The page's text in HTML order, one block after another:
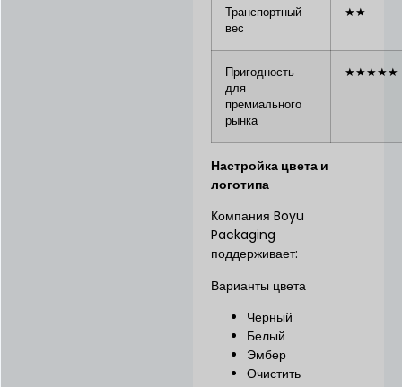
Транспортный
вес
★★
Пригодность
для
премиального
рынка
★★★★★
Настройка цвета и
логотипа
Компания Boyu
Packaging
поддерживает:
Варианты цвета
Черный
Белый
Эмбер
Очистить